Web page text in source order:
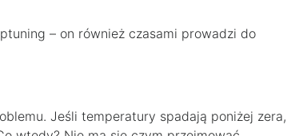
– on również czasami prowadzi do
Jeśli temperatury spadają poniżej zera,